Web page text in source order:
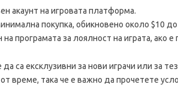
акаунт на игровата платформа.
покупка, обикновено около $10 до
програмата за лоялност на играта, ако
са ексклузивни за нови играчи или за
време, така че е важно да прочетете